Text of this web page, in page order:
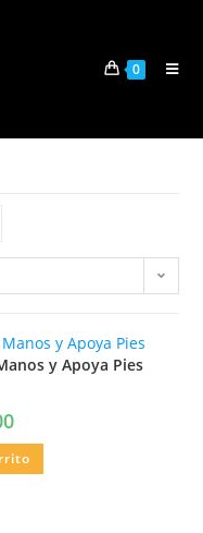
0
y Apoya Pies